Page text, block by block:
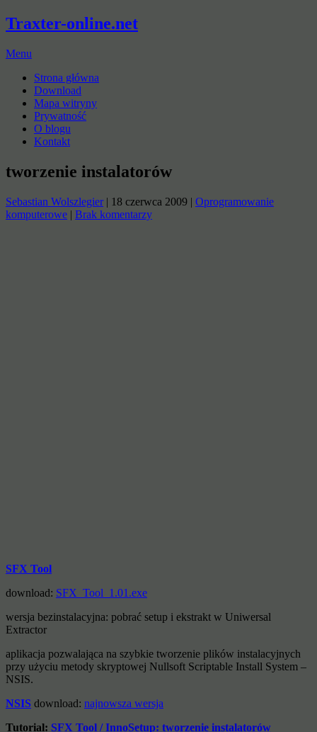
Traxter-online.net
Menu
Strona główna
Download
Mapa witryny
Prywatność
O blogu
Kontakt
tworzenie instalatorów
Sebastian Wolszlegier| 18 czerwca 2009 | Oprogramowanie
komputerowe | Brak komentarzy
SFX Tool
download: SFX_Tool_1.01.exe
wersja bezinstalacyjna: pobrać setup i ekstrakt w Uniwersal
Extractor
aplikacja pozwalająca na szybkie tworzenie plików instalacyjnych
przy użyciu metody skryptowej Nullsoft Scriptable Install System –
NSIS.
NSIS download: najnowsza wersja
Tutorial: SFX Tool / InnoSetup: tworzenie instalatorów